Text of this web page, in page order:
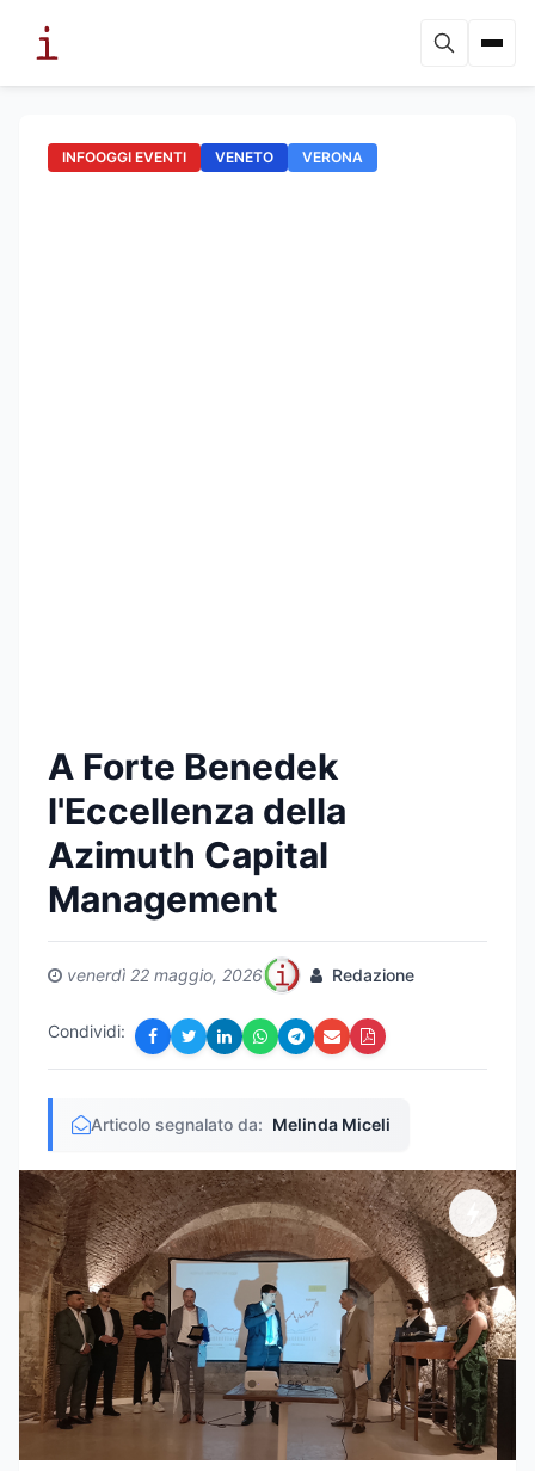
INFOOGGI EVENTI VENETO VERONA
A Forte Benedek
l'Eccellenza della
Azimuth Capital
Management
venerdì 22 maggio, 2026 Redazione
Condividi:
Articolo segnalato da: Melinda Miceli